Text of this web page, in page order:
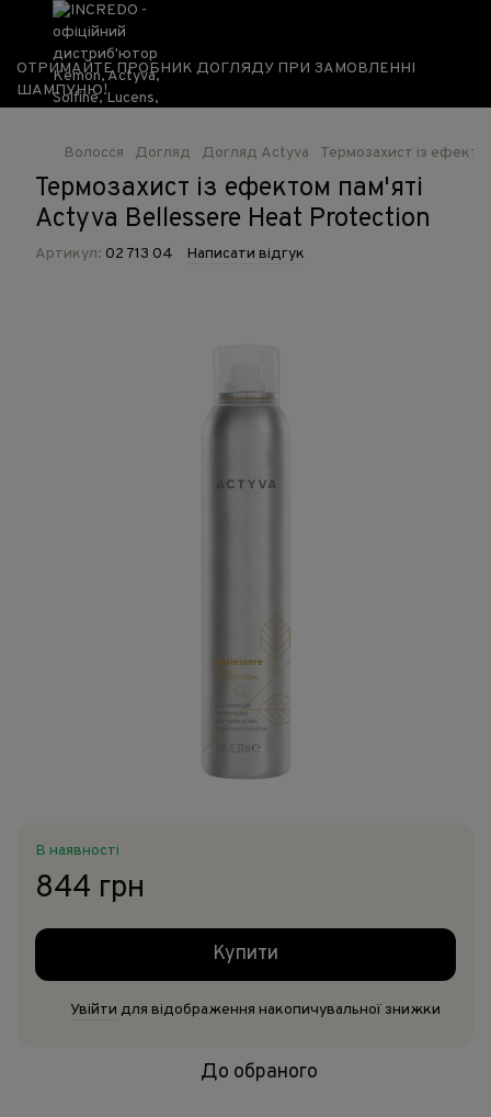
ОТРИМАЙТЕ ПРОБНИК ДОГЛЯДУ ПРИ ЗАМОВЛЕННІ
ШАМПУНЮ!
Волосся Догляд Догляд Actyva Термозахист із
Термозахист із ефектом пам'яті
Actyva Bellessere Heat Protection
Артикул: 02 713 04 Написати відгук
В наявності
844 грн
Купити
Увійти для відображення накопичувальної знижки
До обраного